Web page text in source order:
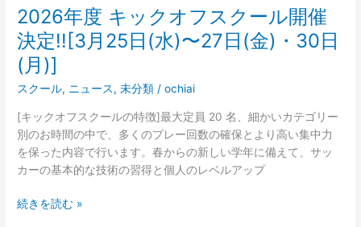
2026年度 キックオフスクール開催
決定!![3月25日(水)〜27日(金)・30日
(月)]
スクール, ニュース,未分類 /ochiai
[キックオフスクールの特徴]最大定員 20 名、細かいカテゴリー
別のお時間の中で、多くのプレー回数の確保とより高い集中力
を保った内容で行います。春からの新しい学年に備えて、サッ
カーの基本的な技術の習得と個人のレベルアップ
ル
開
催
決
定!!
[3
月
25
日
(水)〜
日
続きを読む »